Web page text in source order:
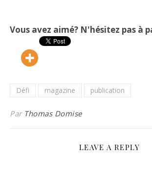
Vous avez aimé? N'hésitez pas à
Défi magazine publication
Par Thomas Domise
LEAVE A REPLY